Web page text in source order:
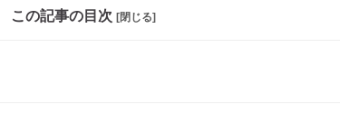
この記事の目次 [閉じる]